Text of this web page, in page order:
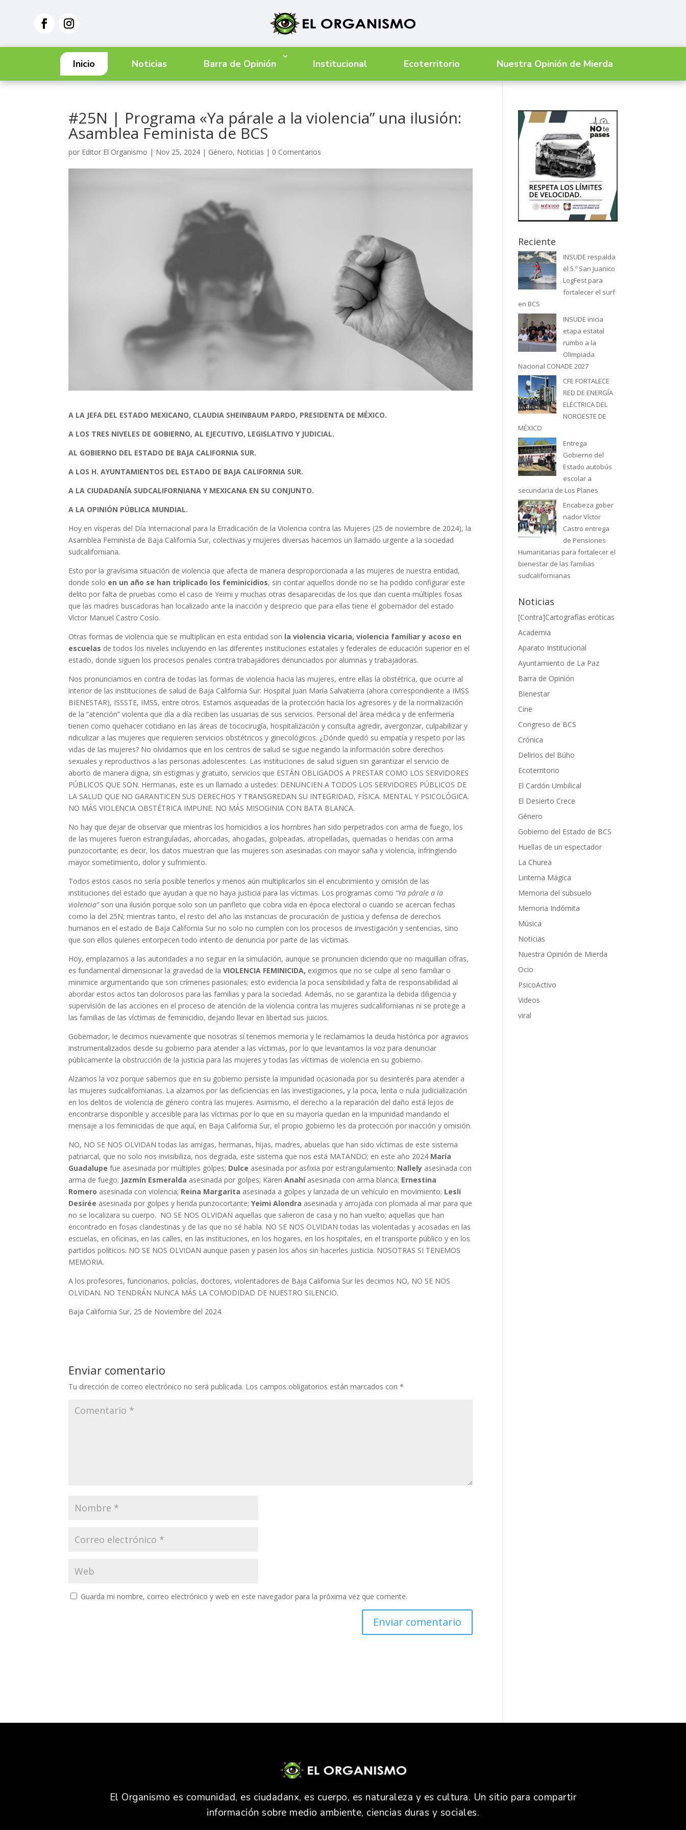
Inicio Noticias Barra de Opinión Institucional Ecoterritorio Nuestra Opinión de Mierda
#25N | Programa «Ya párale a la violencia” una ilusión:
Asamblea Feminista de BCS
por Editor El Organismo | Nov 25, 2024 | Género, Noticias | 0 Comentarios
A LA JEFA DEL ESTADO MEXICANO, CLAUDIA SHEINBAUM PARDO, PRESIDENTA DE MÉXICO.
A LOS TRES NIVELES DE GOBIERNO, AL EJECUTIVO, LEGISLATIVO Y JUDICIAL.
AL GOBIERNO DEL ESTADO DE BAJA CALIFORNIA SUR.
A LOS H. AYUNTAMIENTOS DEL ESTADO DE BAJA CALIFORNIA SUR.
A LA CIUDADANÍA SUDCALIFORNIANA Y MEXICANA EN SU CONJUNTO.
A LA OPINIÓN PÚBLICA MUNDIAL.
Hoy en vísperas del Día Internacional para la Erradicación de la Violencia contra las Mujeres (25 de noviembre de 2024), la
Asamblea Feminista de Baja California Sur, colectivas y mujeres diversas hacemos un llamado urgente a la sociedad
sudcaliforniana.
Esto por la gravísima situación de violencia que afecta de manera desproporcionada a las mujeres de nuestra entidad,
donde solo en un año se han triplicado los feminicidios, sin contar aquellos donde no se ha podido configurar este
delito por falta de pruebas como el caso de Yeimi y muchas otras desaparecidas de los que dan cuenta múltiples fosas
que las madres buscadoras han localizado ante la inacción y desprecio que para ellas tiene el gobernador del estado
Víctor Manuel Castro Cosío.
Otras formas de violencia que se multiplican en esta entidad son la violencia vicaria, violencia familiar y acoso en
escuelas de todos los niveles incluyendo en las diferentes instituciones estatales y federales de educación superior en el
estado, donde siguen los procesos penales contra trabajadores denunciados por alumnas y trabajadoras.
Nos pronunciamos en contra de todas las formas de violencia hacia las mujeres, entre ellas la obstétrica, que ocurre al
interior de las instituciones de salud de Baja California Sur: Hospital Juan María Salvatierra (ahora correspondiente a IMSS
BIENESTAR), ISSSTE, IMSS, entre otros. Estamos asqueadas de la protección hacia los agresores y de la normalización
de la “atención” violenta que día a día reciben las usuarias de sus servicios. Personal del área médica y de enfermería
tienen como quehacer cotidiano en las áreas de tococirugía, hospitalización y consulta agredir, avergonzar, culpabilizar y
ridiculizar a las mujeres que requieren servicios obstétricos y ginecológicos. ¿Dónde quedó su empatía y respeto por las
vidas de las mujeres? No olvidamos que en los centros de salud se sigue negando la información sobre derechos
sexuales y reproductivos a las personas adolescentes. Las instituciones de salud siguen sin garantizar el servicio de
aborto de manera digna, sin estigmas y gratuito, servicios que ESTÁN OBLIGADOS A PRESTAR COMO LOS SERVIDORES
PÚBLICOS QUE SON. Hermanas, este es un llamado a ustedes: DENUNCIEN A TODOS LOS SERVIDORES PÚBLICOS DE
LA SALUD QUE NO GARANTICEN SUS DERECHOS Y TRANSGREDAN SU INTEGRIDAD, FÍSICA. MENTAL Y PSICOLÓGICA.
NO MÁS VIOLENCIA OBSTÉTRICA IMPUNE. NO MÁS MISOGINIA CON BATA BLANCA.
No hay que dejar de observar que mientras los homicidios a los hombres han sido perpetrados con arma de fuego, los
de las mujeres fueron estranguladas, ahorcadas, ahogadas, golpeadas, atropelladas, quemadas o heridas con arma
punzocortante; es decir, los datos muestran que las mujeres son asesinadas con mayor saña y violencia, infringiendo
mayor sometimiento, dolor y sufrimiento.
Todos estos casos no sería posible tenerlos y menos aún multiplicarlos sin el encubrimiento y omisión de las
instituciones del estado que ayudan a que no haya justicia para las víctimas. Los programas como “Ya párale a la
violencia”son una ilusión porque solo son un panfleto que cobra vida en época electoral o cuando se acercan fechas
como la del 25N; mientras tanto, el resto del año las instancias de procuración de justicia y defensa de derechos
humanos en el estado de Baja California Sur no solo no cumplen con los procesos de investigación y sentencias, sino
que son ellos quienes entorpecen todo intento de denuncia por parte de las víctimas.
Hoy, emplazamos a las autoridades a no seguir en la simulación, aunque se pronuncien diciendo que no maquillan cifras,
es fundamental dimensionar la gravedad de la VIOLENCIA FEMINICIDA, exigimos que no se culpe al seno familiar o
minimice argumentando que son crímenes pasionales; esto evidencia la poca sensibilidad y falta de responsabilidad al
abordar estos actos tan dolorosos para las familias y para la sociedad. Además, no se garantiza la debida diligencia y
supervisión de las acciones en el proceso de atención de la violencia contra las mujeres sudcalifornianas ni se protege a
las familias de las víctimas de feminicidio, dejando llevar en libertad sus juicios.
Gobernador, le decimos nuevamente que nosotras sí tenemos memoria y le reclamamos la deuda histórica por agravios
instrumentalizados desde su gobierno para atender a las víctimas, por lo que levantamos la voz para denunciar
públicamente la obstrucción de la justicia para las mujeres y todas las víctimas de violencia en su gobierno.
Alzamos la voz porque sabemos que en su gobierno persiste la impunidad ocasionada por su desinterés para atender a
las mujeres sudcalifornianas. La alzamos por las deficiencias en las investigaciones, y la poca, lenta o nula judicialización
en los delitos de violencia de género contra las mujeres. Asimismo, el derecho a la reparación del daño está lejos de
encontrarse disponible y accesible para las víctimas por lo que en su mayoría quedan en la impunidad mandando el
mensaje a los feminicidas de que aquí, en Baja California Sur, el propio gobierno les da protección por inacción y omisión.
NO, NO SE NOS OLVIDAN todas las amigas, hermanas, hijas, madres, abuelas que han sido víctimas de este sistema
patriarcal, que no solo nos invisibiliza, nos degrada, este sistema que nos está MATANDO; en este año 2024 María
Guadalupe fue asesinada por múltiples golpes; Dulce asesinada por asfixia por estrangulamiento; Nallely asesinada con
arma de fuego; Jazmín Esmeralda asesinada por golpes; KarenAnahí asesinada con arma blanca; Ernestina
Romero asesinada con violencia; Reina Margarita asesinada a golpes y lanzada de un vehículo en movimiento; Lesli
Desirée asesinada por golpes y herida punzocortante;Yeimi Alondra asesinada y arrojada con plomada al mar para que
no se localizara su cuerpo. NO SE NOS OLVIDAN aquellas que salieron de casa y no han vuelto; aquellas que han
encontrado en fosas clandestinas y de las que no sé habla. NO SE NOS OLVIDAN todas las violentadas y acosadas en las
escuelas, en oficinas, en las calles, en las instituciones, en los hogares, en los hospitales, en el transporte público y en los
partidos políticos. NO SE NOS OLVIDAN aunque pasen y pasen los años sin hacerles justicia. NOSOTRAS SI TENEMOS
MEMORIA.
A los profesores, funcionarios, policías, doctores, violentadores de Baja California Sur les decimos NO, NO SE NOS
OLVIDAN. NO TENDRÁN NUNCA MÁS LA COMODIDAD DE NUESTRO SILENCIO.
Baja California Sur, 25 de Noviembre del 2024.
Enviar comentario
Tu dirección de correo electrónico no será publicada. Los campos obligatorios están marcados con*
Guarda mi nombre, correo electrónico y web en este navegador para la próxima vez que comente.
Reciente
INSUDE respalda
el 5.º San Juanico
LogFest para
fortalecer el surf
en BCS
INSUDE inicia
etapa estatal
rumbo a la
Olimpiada
Nacional CONADE 2027
CFE FORTALECE
RED DE ENERGÍA
ELÉCTRICA DEL
NOROESTE DE
MÉXICO
Entrega
Gobierno del
Estado autobús
escolar a
secundaria de Los Planes
Encabeza gober
nador Víctor
Castro entrega
de Pensiones
Humanitarias para fortalecer el
bienestar de las familias
sudcalifornianas
Noticias
[Contra]Cartografías eróticas
Academia
Aparato Institucional
Ayuntamiento de La Paz
Barra de Opinión
Bienestar
Cine
Congreso de BCS
Crónica
Delirios del Búho
Ecoterritorio
El Cardón Umbilical
El Desierto Crece
Género
Gobierno del Estado de BCS
Huellas de un espectador
La Churea
Linterna Mágica
Memoria del subsuelo
Memoria Indómita
Música
Noticias
Nuestra Opinión de Mierda
Ocio
PsicoActivo
Videos
viral
El Organismo es comunidad, es ciudadanx, es cuerpo, es naturaleza y es cultura. Un sitio para compartir
información sobre medio ambiente, ciencias duras y sociales.